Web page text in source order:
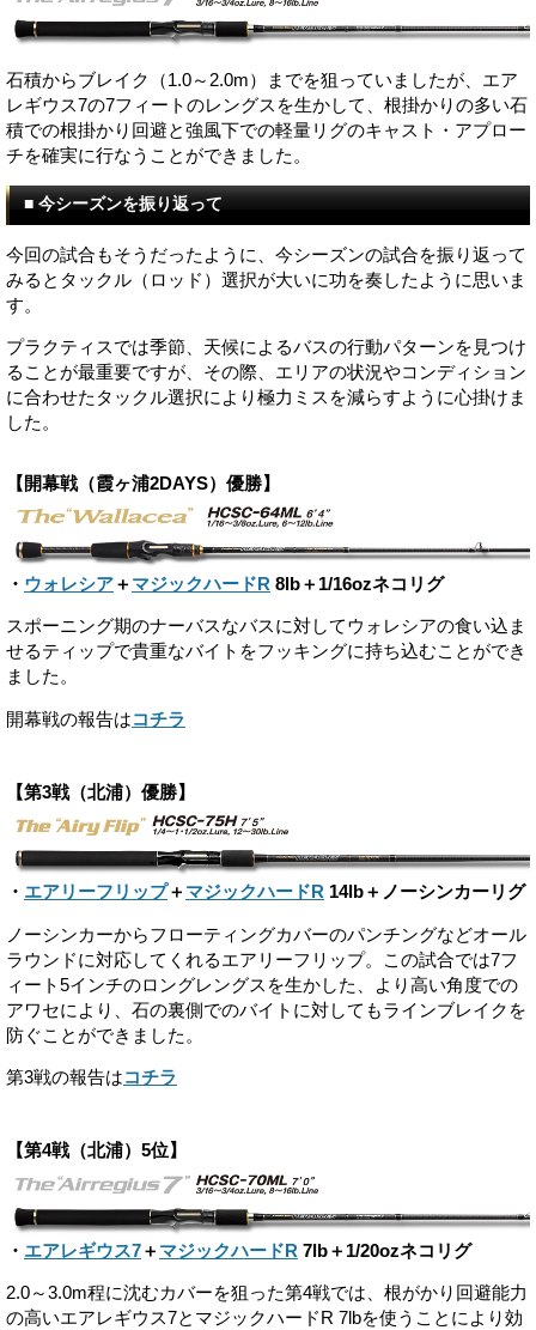
石積からブレイク（1.0～2.0m）までを狙っていましたが、エア
レギウス7の7フィートのレングスを生かして、根掛かりの多い石
積での根掛かり回避と強風下での軽量リグのキャスト・アプロー
チを確実に行なうことができました。
■ 今シーズンを振り返って
今回の試合もそうだったように、今シーズンの試合を振り返って
みるとタックル（ロッド）選択が大いに功を奏したように思いま
す。
プラクティスでは季節、天候によるバスの行動パターンを見つけ
ることが最重要ですが、その際、エリアの状況やコンディション
に合わせたタックル選択により極力ミスを減らすように心掛けま
した。
【開幕戦（霞ヶ浦2DAYS）優勝】
・ ウォレシア＋ マジックハードR 8lb＋1/16ozネコリグ
スポーニング期のナーバスなバスに対してウォレシアの食い込ま
せるティップで貴重なバイトをフッキングに持ち込むことができ
ました。
開幕戦の報告はコチラ
【第3戦（北浦）優勝】
・ エアリーフリップ＋ マジックハードR 14lb＋ノーシンカーリグ
ノーシンカーからフローティングカバーのパンチングなどオール
ラウンドに対応してくれるエアリーフリップ。この試合では7フ
ィート5インチのロングレングスを生かした、より高い角度での
アワセにより、石の裏側でのバイトに対してもラインブレイクを
防ぐことができました。
第3戦の報告はコチラ
【第4戦（北浦）5位】
・ エアレギウス7＋ マジックハードR 7lb＋1/20ozネコリグ
2.0～3.0m程に沈むカバーを狙った第4戦では、根がかり回避能力
の高いエアレギウス7とマジックハードR 7lbを使うことにより効